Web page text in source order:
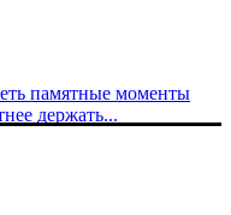
памятные моменты
держать...